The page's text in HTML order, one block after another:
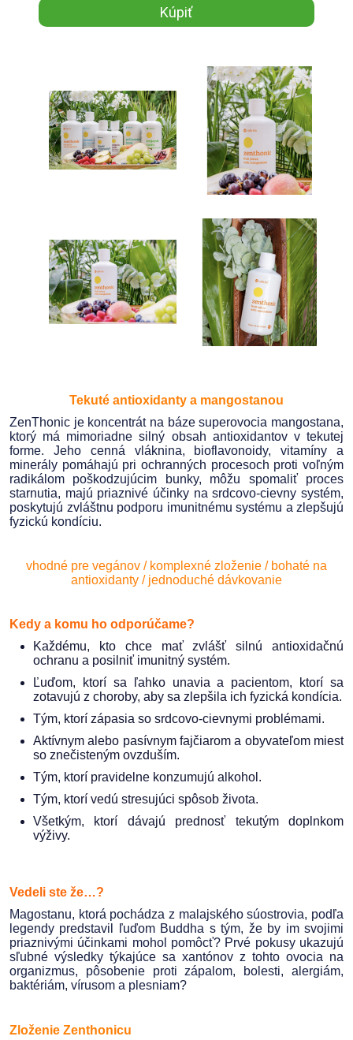
Tekuté antioxidanty a mangostanou
ZenThonic je koncentrát na báze superovocia mangostana,
ktorý má mimoriadne silný obsah antioxidantov v tekutej
forme. Jeho cenná vláknina, bioflavonoidy, vitamíny a
minerály pomáhajú pri ochranných procesoch proti voľným
radikálom poškodzujúcim bunky, môžu spomaliť proces
starnutia, majú priaznivé účinky na srdcovo-cievny systém,
poskytujú zvláštnu podporu imunitnému systému a zlepšujú
fyzickú kondíciu.
vhodné pre vegánov / komplexné zloženie / bohaté na
antioxidanty / jednoduché dávkovanie
Kedy a komu ho odporúčame?
Každému, kto chce mať zvlášť silnú antioxidačnú
ochranu a posilniť imunitný systém.
Ľuďom, ktorí sa ľahko unavia a pacientom, ktorí sa
zotavujú z choroby, aby sa zlepšila ich fyzická kondícia.
Tým, ktorí zápasia so srdcovo-cievnymi problémami.
Aktívnym alebo pasívnym fajčiarom a obyvateľom miest
so znečisteným ovzduším.
Tým, ktorí pravidelne konzumujú alkohol.
Tým, ktorí vedú stresujúci spôsob života.
Všetkým, ktorí dávajú prednosť tekutým doplnkom
výživy.
Vedeli ste že…?
Magostanu, ktorá pochádza z malajského súostrovia, podľa
legendy predstavil ľuďom Buddha s tým, že by im svojimi
priaznivými účinkami mohol pomôcť? Prvé pokusy ukazujú
sľubné výsledky týkajúce sa xantónov z tohto ovocia na
organizmus, pôsobenie proti zápalom, bolesti, alergiám,
baktériám, vírusom a plesniam?
Zloženie Zenthonicu